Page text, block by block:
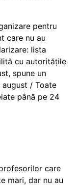
pentru
care nu au
lista
cu autoritățile
spune un
/ Toate
până pe 24
care
mari, dar nu au